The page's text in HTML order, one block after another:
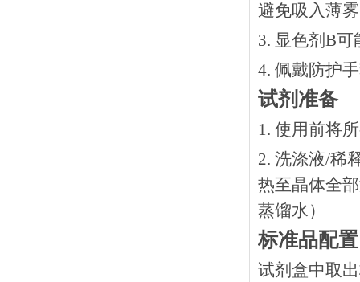
避免吸入薄
3. 显色剂B
4. 佩戴防护
试剂准备
1. 使用前将
2. 洗涤液/稀
热⾄晶体全
蒸馏水）
标准品配置
试剂盒中取